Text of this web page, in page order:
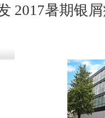
2017暑期银